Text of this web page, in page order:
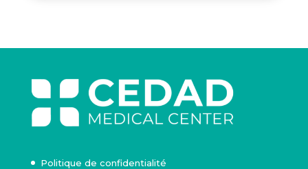
Politique de confidentialité